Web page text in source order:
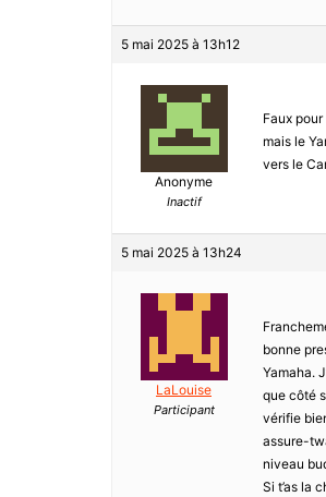
5 mai 2025 à 13h12
Anonyme
Inactif
Faux
mais le
vers le
5 mai 2025 à 13h24
LaLouise
Participant
bonne
Yamaha.
que côté
vérifie
assure-
niveau
Si t’as la